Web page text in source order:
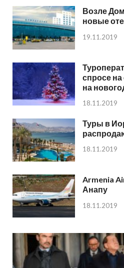
Возле
новые
19.11.2019
спросе
на
18.11.2019
Туры в
18.11.2019
Armenia
Анапу
18.11.2019